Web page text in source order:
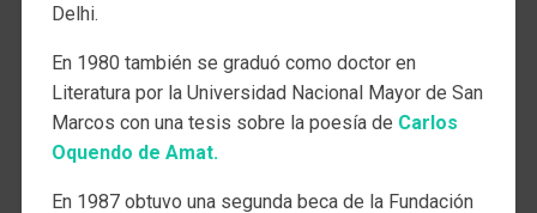
Delhi.
En 1980 también se graduó como doctor en
Literatura por la Universidad Nacional Mayor de San
Marcos con una tesis sobre la poesía de Carlos
Oquendo de Amat.
En 1987 obtuvo una segunda beca de la Fundación